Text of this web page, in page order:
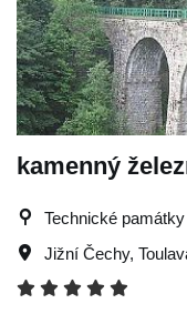
kamenný
Technické památky
Jižní Čechy,